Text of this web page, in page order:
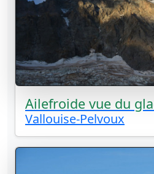
Ailefroide vue du
Vallouise-Pelvoux